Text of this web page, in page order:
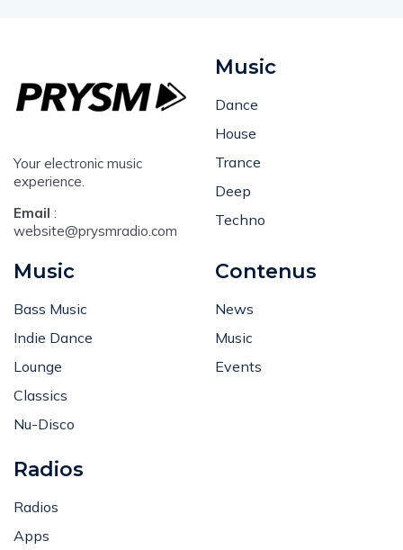
Your electronic music
experience.
Email :
website@prysmradio.com
Music
Dance
House
Trance
Deep
Techno
Music
Bass Music
Indie Dance
Lounge
Classics
Nu-Disco
Contenus
News
Music
Events
Radios
Radios
Apps